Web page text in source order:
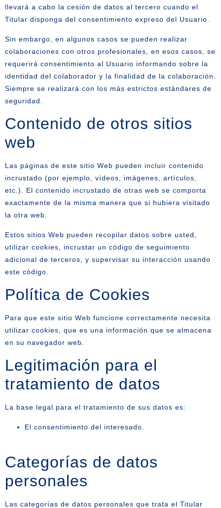
llevará a cabo la cesión de datos al tercero cuando el
Titular disponga del consentimiento expreso del Usuario.
Sin embargo, en algunos casos se pueden realizar
colaboraciones con otros profesionales, en esos casos, se
requerirá consentimiento al Usuario informando sobre la
identidad del colaborador y la finalidad de la colaboración.
Siempre se realizará con los más estrictos estándares de
seguridad.
Contenido de otros sitios
web
Las páginas de este sitio Web pueden incluir contenido
incrustado (por ejemplo, vídeos, imágenes, artículos,
etc.). El contenido incrustado de otras web se comporta
exactamente de la misma manera que si hubiera visitado
la otra web.
Estos sitios Web pueden recopilar datos sobre usted,
utilizar cookies, incrustar un código de seguimiento
adicional de terceros, y supervisar su interacción usando
este código.
Política de Cookies
Para que este sitio Web funcione correctamente necesita
utilizar cookies, que es una información que se almacena
en su navegador web.
Legitimación para el
tratamiento de datos
La base legal para el tratamiento de sus datos es:
El consentimiento del interesado.
Categorías de datos
personales
Las categorías de datos personales que trata el Titular